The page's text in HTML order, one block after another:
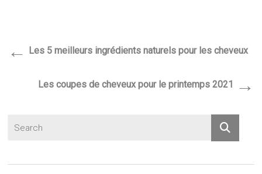
← Les 5 meilleurs ingrédients naturels pour les cheveux
Les coupes de cheveux pour le printemps 2021 →